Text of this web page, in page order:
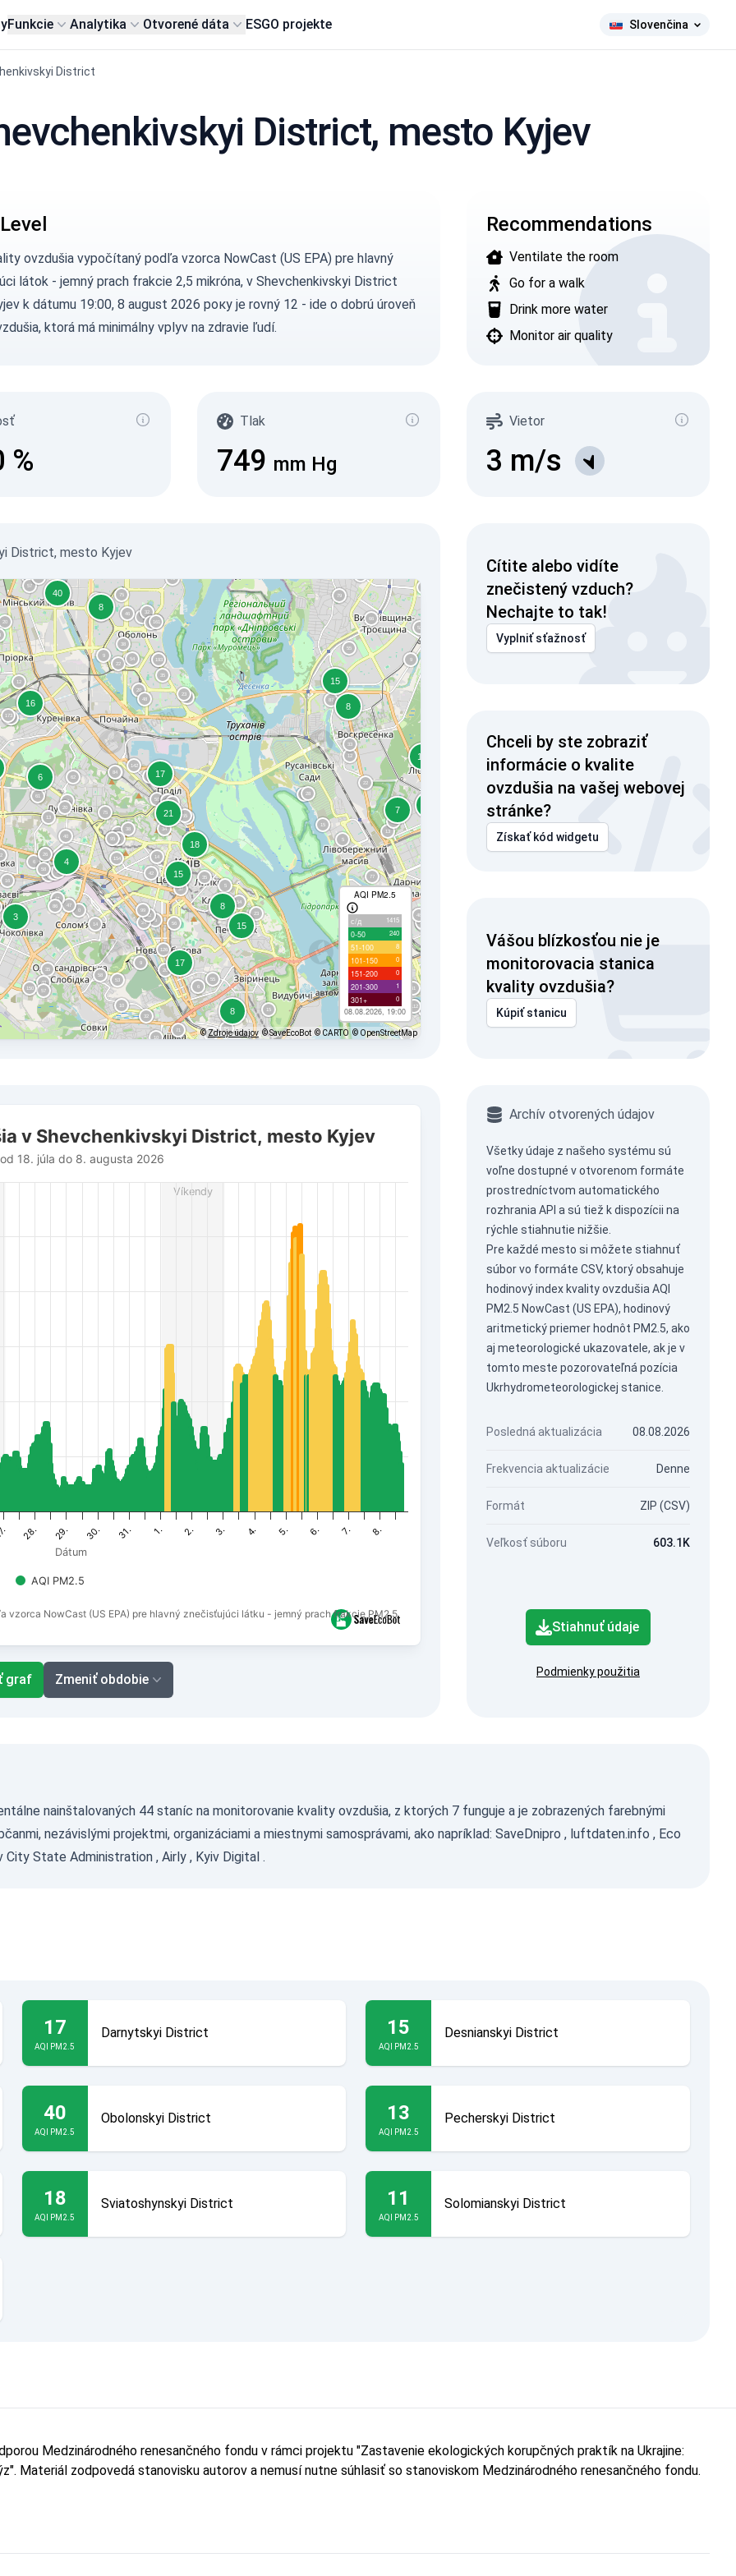
Funkcie Analytika Otvorené dáta ESGO projekte Slovenčina
District
District, mesto Kyjev
ovzdušia vypočítaný podľa vzorca NowCast (US EPA)pre hlavný
látok - jemný prach frakcie 2,5 mikróna, v Shevchenkivskyi District
k dátumu 19:00, 8 august 2026 року je rovný 12 - ide o dobrú úroveň
ktorá má minimálny vplyv na zdravie ľudí.
Recommendations
Ventilate the room
Go for a walk
Drink more water
Monitor air quality
%
Tlak
749 mm Hg
Vietor
3 m/s
District, mesto Kyjev
AQI PM2.5
с/д 1415
0-50 240
51-100 8
101-150 0
151-200 0
201-300 1
301+ 0
08.08.2026, 19:00
©Zdroje údajov © SaveEcoBot © CARTO © OpenStreetMap
Cítite alebo vidíte
znečistený vzduch?
Nechajte to tak!
Vyplniť sťažnosť
Chceli by ste zobraziť
informácie o kvalite
ovzdušia na vašej webovej
stránke?
Získať kód widgetu
Vášou blízkosťou nie je
monitorovacia stanica
kvality ovzdušia?
Kúpiť stanicu
from 8 to 105.
NowCast (US EPA) pre hlavný znečisťujúci látku - jemný prach frakcie PM2.5.
Víkendy
Dátum
v Shevchenkivskyi District, mesto Kyjev
18. júla do 8. augusta 2026
AQI PM2.5
28. 29. 30. 31. 1. 2. 3. 4. 5. 6. 7. 8.
graf
Zmeniť obdobie
Archív otvorených údajov
Všetky údaje z našeho systému sú
voľne dostupné v otvorenom formáte
prostredníctvom automatického
rozhrania API a sú tiež k dispozícii na
rýchle stiahnutie nižšie.
Pre každé mesto si môžete stiahnuť
súbor vo formáte CSV, ktorý obsahuje
hodinový index kvality ovzdušia AQI
PM2.5 NowCast (US EPA), hodinový
aritmetický priemer hodnôt PM2.5, ako
aj meteorologické ukazovatele, ak je v
tomto meste pozorovateľná pozícia
Ukrhydrometeorologickej stanice.
Posledná aktualizácia 08.08.2026
Frekvencia aktualizácie Denne
Formát ZIP (CSV)
Veľkosť súboru 603.1K
Stiahnuť údaje
Podmienky použitia
nainštalovaných 44 staníc na monitorovanie kvality ovzdušia, z ktorých 7 funguje a je zobrazených farebnými
nezávislými projektmi, organizáciami a miestnymi samosprávami, ako napríklad: SaveDnipro , luftdaten.info , Eco
City State Administration , Airly , Kyiv Digital .
17
AQI PM2.5
Darnytskyi District 15
AQI PM2.5
Desnianskyi District
40
AQI PM2.5
Obolonskyi District 13
AQI PM2.5
Pecherskyi District
18
AQI PM2.5
Sviatoshynskyi District 11
AQI PM2.5
Solomianskyi District
Medzinárodného renesančného fondu v rámci projektu "Zastavenie ekologických korupčných praktík na Ukrajine:
Materiál zodpovedá stanovisku autorov a nemusí nutne súhlasiť so stanoviskom Medzinárodného renesančného fondu.